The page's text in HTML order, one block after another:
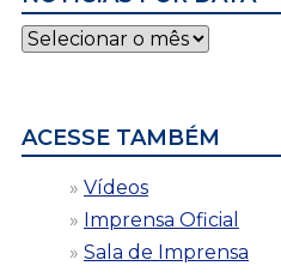
Notícias
por
ACESSE TAMBÉM
Vídeos
Imprensa Oficial
Sala de Imprensa